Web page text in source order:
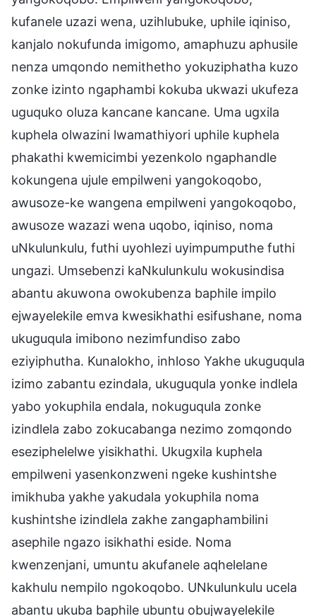
kufanele uzazi wena, uzihlubuke, uphile iqiniso,
kanjalo nokufunda imigomo, amaphuzu aphusile
nenza umqondo nemithetho yokuziphatha kuzo
zonke izinto ngaphambi kokuba ukwazi ukufeza
uguquko oluza kancane kancane. Uma ugxila
kuphela olwazini lwamathiyori uphile kuphela
phakathi kwemicimbi yezenkolo ngaphandle
kokungena ujule empilweni yangokoqobo,
awusoze-ke wangena empilweni yangokoqobo,
awusoze wazazi wena uqobo, iqiniso, noma
uNkulunkulu, futhi uyohlezi uyimpumputhe futhi
ungazi. Umsebenzi kaNkulunkulu wokusindisa
abantu akuwona owokubenza baphile impilo
ejwayelekile emva kwesikhathi esifushane, noma
ukuguqula imibono nezimfundiso zabo
eziyiphutha. Kunalokho, inhloso Yakhe ukuguqula
izimo zabantu ezindala, ukuguqula yonke indlela
yabo yokuphila endala, nokuguqula zonke
izindlela zabo zokucabanga nezimo zomqondo
eseziphelelwe yisikhathi. Ukugxila kuphela
empilweni yasenkonzweni ngeke kushintshe
imikhuba yakhe yakudala yokuphila noma
kushintshe izindlela zakhe zangaphambilini
asephile ngazo isikhathi eside. Noma
kwenzenjani, umuntu akufanele aqhelelane
kakhulu nempilo ngokoqobo. UNkulunkulu ucela
abantu ukuba baphile ubuntu obujwayelekile